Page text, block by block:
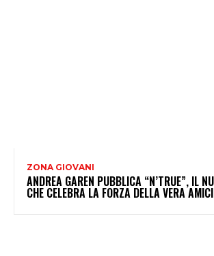
ZONA GIOVANI
ANDREA GAREN PUBBLICA “N’TRUE”, IL
CHE CELEBRA LA FORZA DELLA VERA